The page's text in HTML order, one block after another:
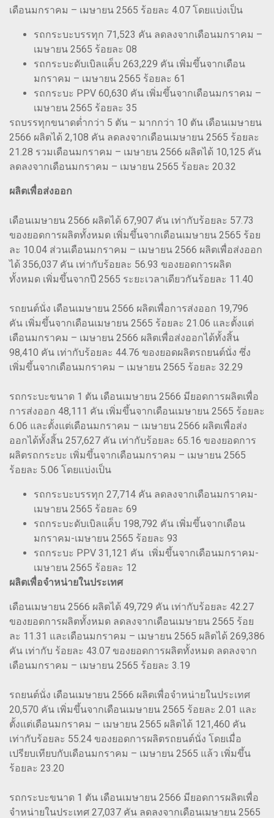
เดือนมกราคม – เมษายน 2565 ร้อยละ 4.07 โดยแบ่งเป็น
รถกระบะบรรทุก 71,523 คัน ลดลงจากเดือนมกราคม –
เมษายน 2565 ร้อยละ 08
รถกระบะดับเบิลแค็บ 263,229 คัน เพิ่มขึ้นจากเดือน
มกราคม – เมษายน 2565 ร้อยละ 61
รถกระบะ PPV 60,630 คัน เพิ่มขึ้นจากเดือนมกราคม –
เมษายน 2565 ร้อยละ 35
รถบรรทุกขนาดต่ำกว่า 5 ตัน – มากกว่า 10 ตัน เดือนเมษายน
2566 ผลิตได้ 2,108 คัน ลดลงจากเดือนเมษายน 2565 ร้อยละ
21.28 รวมเดือนมกราคม – เมษายน 2566 ผลิตได้ 10,125 คัน
ลดลงจากเดือนมกราคม – เมษายน 2565 ร้อยละ 20.32
ผลิตเพื่อส่งออก
เดือนเมษายน 2566 ผลิตได้ 67,907 คัน เท่ากับร้อยละ 57.73
ของยอดการผลิตทั้งหมด เพิ่มขึ้นจากเดือนเมษายน 2565 ร้อย
ละ 10.04 ส่วนเดือนมกราคม – เมษายน 2566 ผลิตเพื่อส่งออก
ได้ 356,037 คัน เท่ากับร้อยละ 56.93 ของยอดการผลิต
ทั้งหมด เพิ่มขึ้นจากปี 2565 ระยะเวลาเดียวกันร้อยละ 11.40
รถยนต์นั่ง เดือนเมษายน 2566 ผลิตเพื่อการส่งออก 19,796
คัน เพิ่มขึ้นจากเดือนเมษายน 2565 ร้อยละ 21.06 และตั้งแต่
เดือนมกราคม – เมษายน 2566 ผลิตเพื่อส่งออกได้ทั้งสิ้น
98,410 คัน เท่ากับร้อยละ 44.76 ของยอดผลิตรถยนต์นั่ง ซึ่ง
เพิ่มขึ้นจากเดือนมกราคม – เมษายน 2565 ร้อยละ 32.29
รถกระบะขนาด 1 ตัน เดือนเมษายน 2566 มียอดการผลิตเพื่อ
การส่งออก 48,111 คัน เพิ่มขึ้นจากเดือนเมษายน 2565 ร้อยละ
6.06 และตั้งแต่เดือนมกราคม – เมษายน 2566 ผลิตเพื่อส่ง
ออกได้ทั้งสิ้น 257,627 คัน เท่ากับร้อยละ 65.16 ของยอดการ
ผลิตรถกระบะ เพิ่มขึ้นจากเดือนมกราคม – เมษายน 2565
ร้อยละ 5.06 โดยแบ่งเป็น
รถกระบะบรรทุก 27,714 คัน ลดลงจากเดือนมกราคม-
เมษายน 2565 ร้อยละ 69
รถกระบะดับเบิลแค็บ 198,792 คัน เพิ่มขึ้นจากเดือน
มกราคม-เมษายน 2565 ร้อยละ 93
รถกระบะ PPV 31,121 คัน เพิ่มขึ้นจากเดือนมกราคม-
เมษายน 2565 ร้อยละ 12
ผลิตเพื่อจำหน่ายในประเทศ
เดือนเมษายน 2566 ผลิตได้ 49,729 คัน เท่ากับร้อยละ 42.27
ของยอดการผลิตทั้งหมด ลดลงจากเดือนเมษายน 2565 ร้อย
ละ 11.31 และเดือนมกราคม – เมษายน 2565 ผลิตได้ 269,386
คัน เท่ากับ ร้อยละ 43.07 ของยอดการผลิตทั้งหมด ลดลงจาก
เดือนมกราคม – เมษายน 2565 ร้อยละ 3.19
รถยนต์นั่ง เดือนเมษายน 2566 ผลิตเพื่อจำหน่ายในประเทศ
20,570 คัน เพิ่มขึ้นจากเดือนเมษายน 2565 ร้อยละ 2.01 และ
ตั้งแต่เดือนมกราคม – เมษายน 2565 ผลิตได้ 121,460 คัน
เท่ากับร้อยละ 55.24 ของยอดการผลิตรถยนต์นั่ง โดยเมื่อ
เปรียบเทียบกับเดือนมกราคม – เมษายน 2565 แล้ว เพิ่มขึ้น
ร้อยละ 23.20
รถกระบะขนาด 1 ตัน เดือนเมษายน 2566 มียอดการผลิตเพื่อ
จำหน่ายในประเทศ 27,037 คัน ลดลงจากเดือนเมษายน 2565